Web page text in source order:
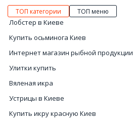
ТОП категории ТОП меню
Лобстер в Киеве
Купить осьминога Киев
Интернет магазин рыбной продукции
Улитки купить
Вяленая икра
Устрицы в Киеве
Купить икру красную Киев